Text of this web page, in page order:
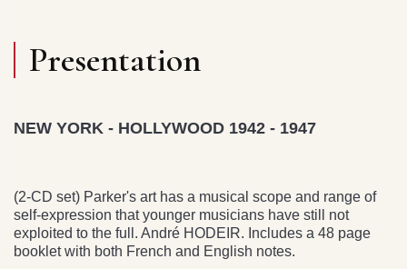
Presentation
NEW YORK - HOLLYWOOD 1942 - 1947
(2-CD set) Parker's art has a musical scope and range of
self-expression that younger musicians have still not
exploited to the full. André HODEIR. Includes a 48 page
booklet with both French and English notes.